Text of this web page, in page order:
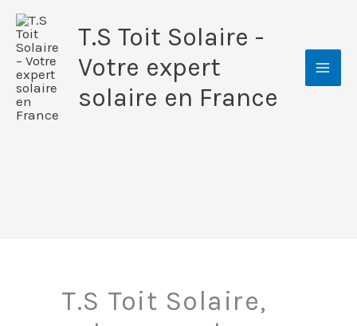
Aller
contenu
T.S Toit Solaire -
Votre expert
solaire en France
T.S Toit Solaire,